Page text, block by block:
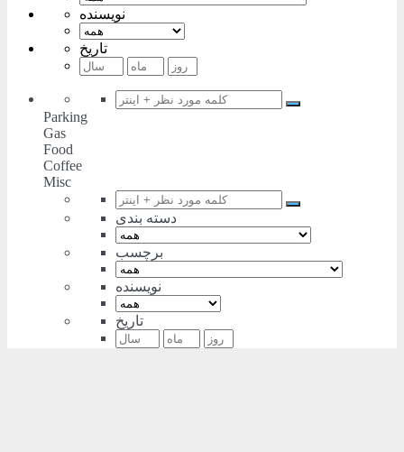
نویسنده
تاریخ
Parking
Gas
Food
Coffee
Misc
دسته بندی
برچسب
نویسنده
تاریخ